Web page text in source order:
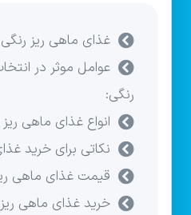
غذای ماهی ریز رنگی
عوامل موثر در
رنگی:
انواع غذای ماهی
نکاتی برای خرید
قیمت غذای ماهی
خرید غذای ماهی